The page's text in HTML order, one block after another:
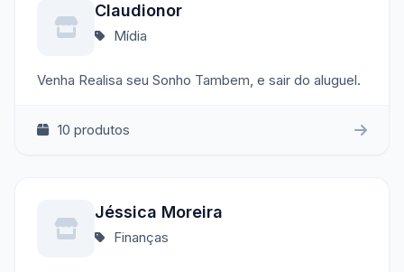
Claudionor
Mídia
Venha Realisa seu Sonho Tambem, e sair do aluguel.
10 produtos
Jéssica Moreira
Finanças